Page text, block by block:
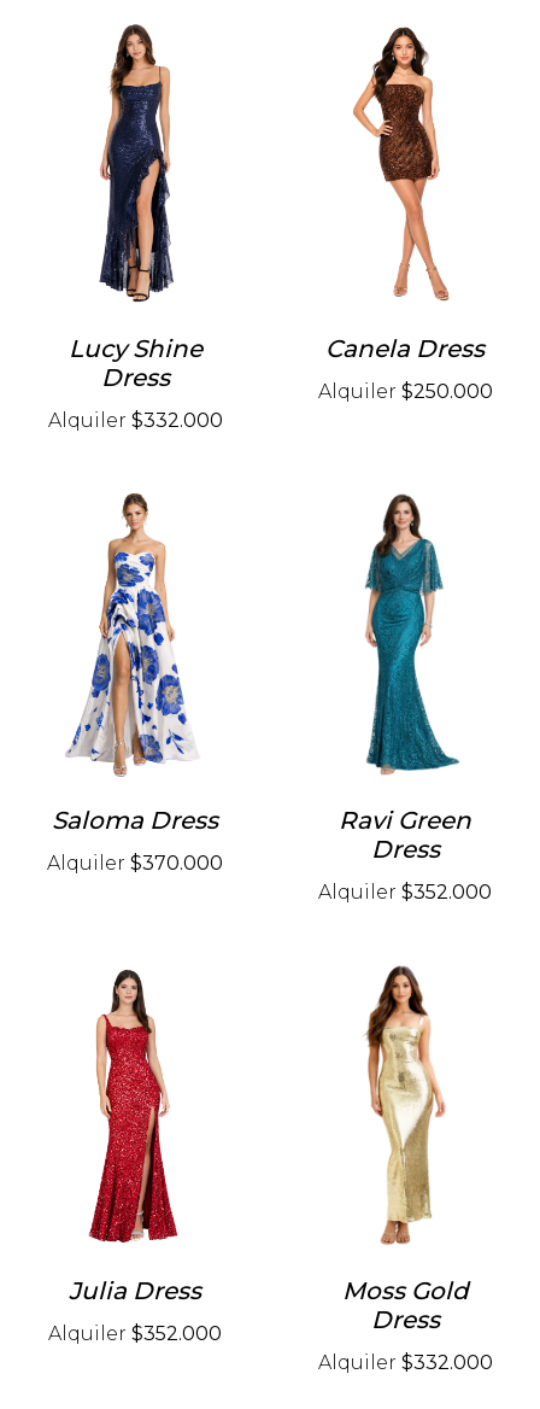
Lucy Shine
Dress
Alquiler $332.000
Canela Dress
Alquiler $250.000
Saloma Dress
Alquiler $370.000
Ravi Green
Dress
Alquiler $352.000
Julia Dress
Alquiler $352.000
Moss Gold
Dress
Alquiler $332.000